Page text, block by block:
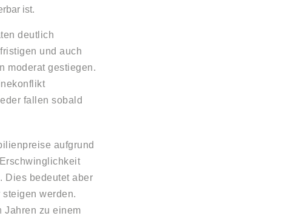
ist.
deutlich
und auch
moderat gestiegen.
fallen sobald
aufgrund
Dies bedeutet aber
werden.
Jahren zu einem